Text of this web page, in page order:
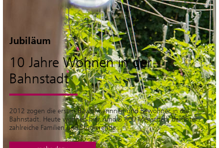
Jubiläum
10 Jahre Wohnen in der
Bahnstadt
2012 zogen die ersten Bewohnerinnen und Bewohner in die
Bahnstadt. Heute wohnen hier rund 5.800 Menschen, darunter
zahlreiche Familien und Studierende.